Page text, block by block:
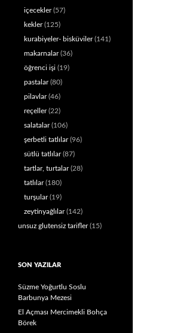
içecekler(57)
kekler(125)
kurabiyeler- bisküviler(141)
makarnalar(36)
öğrenci işi (19)
pastalar(80)
pilavlar(46)
reçeller(22)
salatalar(106)
şerbetli tatlılar(96)
sütlü tatlılar(87)
tartlar, turtalar(28)
tatlılar(180)
turşular(19)
zeytinyağlılar(142)
unsuz glutensiz tarifler(15)
SON YAZILAR
Süzme Yoğurtlu Soslu
Barbunya Mezesi
El Açması Mercimekli Bohça
Börek